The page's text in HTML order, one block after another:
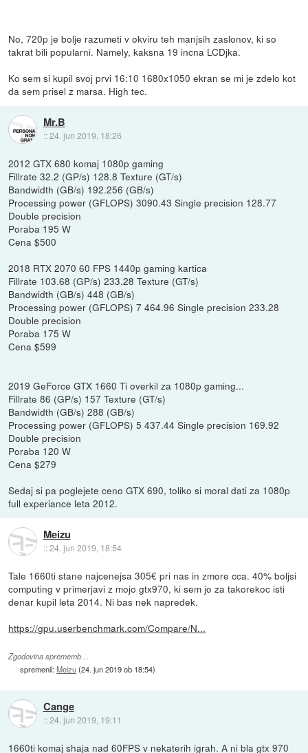
No, 720p je bolje razumeti v okviru teh manjsih zaslonov, ki so
takrat bili popularni. Namely, kaksna 19 incna LCDjka.
Ko sem si kupil svoj prvi 16:10 1680x1050 ekran se mi je zdelo kot
da sem prisel z marsa. High tec.
Mr.B
::24. jun 2019, 18:26
2012 GTX 680 komaj 1080p gaming
Fillrate 32.2 (GP/s) 128.8 Texture (GT/s)
Bandwidth (GB/s) 192.256 (GB/s)
Processing power (GFLOPS) 3090.43 Single precision 128.77
Double precision
Poraba 195 W
Cena $500
2018 RTX 2070 60 FPS 1440p gaming kartica
Fillrate 103.68 (GP/s) 233.28 Texture (GT/s)
Bandwidth (GB/s) 448 (GB/s)
Processing power (GFLOPS) 7 464.96 Single precision 233.28
Double precision
Poraba 175 W
Cena $599
2019 GeForce GTX 1660 Ti overkil za 1080p gaming...
Fillrate 86 (GP/s) 157 Texture (GT/s)
Bandwidth (GB/s) 288 (GB/s)
Processing power (GFLOPS) 5 437.44 Single precision 169.92
Double precision
Poraba 120 W
Cena $279
Sedaj si pa poglejete ceno GTX 690, toliko si moral dati za 1080p
full experiance leta 2012.
Meizu
::24. jun 2019, 18:54
Tale 1660ti stane najcenejsa 305€ pri nas in zmore cca. 40% boljsi
computing v primerjavi z mojo gtx970, ki sem jo za takorekoc isti
denar kupil leta 2014. Ni bas nek napredek.
https://gpu.userbenchmark.com/Compare/N...
Zgodovina sprememb…
spremenil:Meizu(24. jun 2019 ob 18:54)
Cange
::24. jun 2019, 19:11
1660ti komaj shaja nad 60FPS v nekaterih igrah. A ni bla gtx 970